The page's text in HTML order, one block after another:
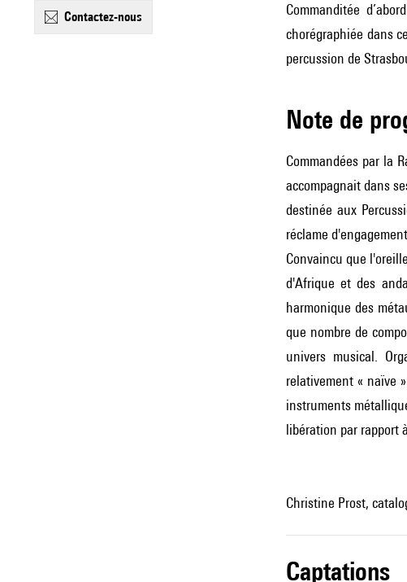
contactez-nous
Commanditée
chorégraphiée dans
percussion de
Note de
Commandées par la
accompagnait dans
destinée aux
réclame
Convaincu que
d'Afrique et des
harmonique des
que nombre de
univers musical.
relativement « naïve
instruments
libération par rapport
Christine Prost,
captations